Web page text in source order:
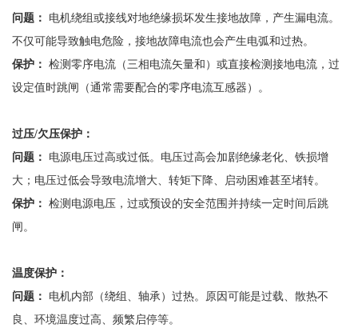
问题：
电机绕组或接线对地绝缘损坏发生接地故障，产生漏电流。
不仅可能导致触电危险，接地故障电流也会产生电弧和过热。
保护： 检测零序电流（三相电流矢量和）或直接检测接地电流，过
设定值时跳闸（通常需要配合的零序电流互感器）。
过压/欠压保护：
问题：
电源电压过高或过低。电压过高会加剧绝缘老化、铁损增
大；电压过低会导致电流增大、转矩下降、启动困难甚至堵转。
保护： 检测电源电压，过或预设的安全范围并持续一定时间后跳
闸。
温度保护：
问题：
电机内部（绕组、轴承）过热。原因可能是过载、散热不
良、环境温度过高、频繁启停等。